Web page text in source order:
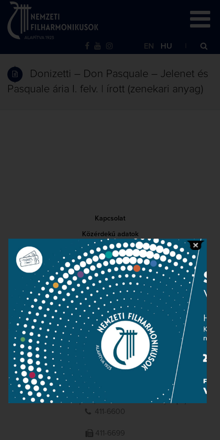
EN HU
Donizetti – Don Pasquale – Jelenet és
Pasquale ária I. felv. | írott (zenekari anyag)
Kapcsolat
Közérdekű adatok
Sajtószoba
Adatvédelem
Impresszum
NEMZETI
FILHARMONIKUSOK
1095 Budapest, Komor Marcell u. 1. (Müpa)
411-6600
411-6699